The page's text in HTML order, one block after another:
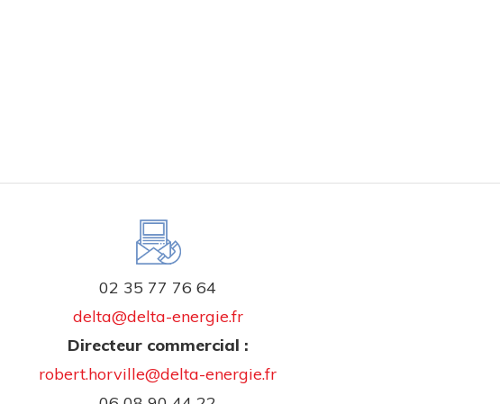
02 35 77 76 64
delta@delta-energie.fr
Directeur commercial :
robert.horville@delta-energie.fr